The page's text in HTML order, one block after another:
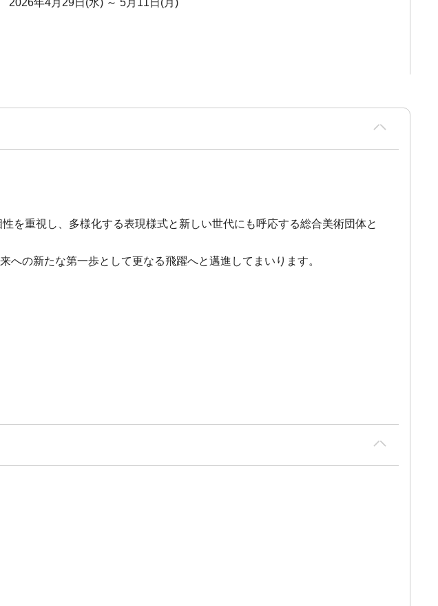
2026年4月29日(水) ～ 5月11日(月)
を重視し、多様化する表現様式と新しい世代にも呼応する総合美術団体と
の新たな第一歩として更なる飛躍へと邁進してまいります。